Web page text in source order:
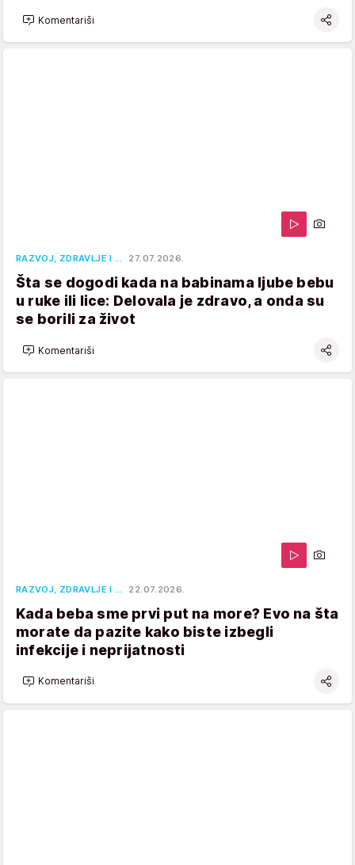
Komentariši
RAZVOJ, ZDRAVLJE I … 27.07.2026.
Šta se dogodi kada na babinama ljube bebu
u ruke ili lice: Delovala je zdravo, a onda su
se borili za život
Komentariši
RAZVOJ, ZDRAVLJE I … 22.07.2026.
Kada beba sme prvi put na more? Evo na šta
morate da pazite kako biste izbegli
infekcije i neprijatnosti
Komentariši